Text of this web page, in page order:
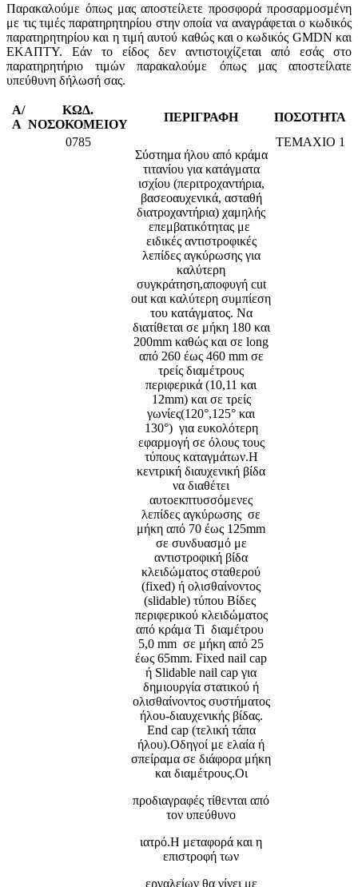
Παρακαλούμε όπως μας αποστείλετε προσφορά προσαρμοσμένη
με τις τιμές παρατηρητηρίου στην οποία να αναγράφεται ο κωδικός
παρατηρητηρίου και η τιμή αυτού καθώς και ο κωδικός GMDN και
ΕΚΑΠΤΥ. Εάν το είδος δεν αντιστοιχίζεται από εσάς στο
παρατηρητήριο τιμών παρακαλούμε όπως μας αποστείλατε
υπεύθυνη δήλωσή σας.
Α/
Α
ΚΩΔ.
ΝΟΣΟΚΟΜΕΙΟΥ
ΠΕΡΙΓΡΑΦΗ
ΠΟΣΟΤΗΤΑ
0785
Σύστημα ήλου από κράμα
τιτανίου για κατάγματα
ισχίου (περιτροχαντήρια,
βασεοαυχενικά, ασταθή
διατροχαντήρια) χαμηλής
επεμβατικότητας με
ειδικές αντιστροφικές
λεπίδες αγκύρωσης για
καλύτερη
συγκράτηση,αποφυγή cut
out και καλύτερη συμπίεση
του κατάγματος. Να
διατίθεται σε μήκη 180 και
200mm καθώς και σε long
από 260 έως 460 mm σε
τρείς διαμέτρους
περιφερικά (10,11 και
12mm) και σε τρείς
γωνίες(120°,125° και
130°) για ευκολότερη
εφαρμογή σε όλους τους
τύπους καταγμάτων.Η
κεντρική διαυχενική βίδα
να διαθέτει
αυτοεκπτυσσόμενες
λεπίδες αγκύρωσης σε
μήκη από 70 έως 125mm
σε συνδυασμό με
αντιστροφική βίδα
κλειδώματος σταθερού
(fixed) ή ολισθαίνοντος
(slidable) τύπου Βίδες
περιφερικού κλειδώματος
από κράμα Ti διαμέτρου
5,0 mm σε μήκη από 25
έως 65mm. Fixed nail cap
ή Slidable nail cap για
δημιουργία στατικού ή
ολισθαίνοντος συστήματος
ήλου-διαυχενικής βίδας.
End cap (τελική τάπα
ήλου).Οδηγοί με ελαία ή
σπείραμα σε διάφορα μήκη
και διαμέτρους.Οι
προδιαγραφές τίθενται από
τον υπεύθυνο
ιατρό.Η μεταφορά και η
επιστροφή των
εργαλείων θα γίνει με
ΤΕΜΑΧΙΟ 1